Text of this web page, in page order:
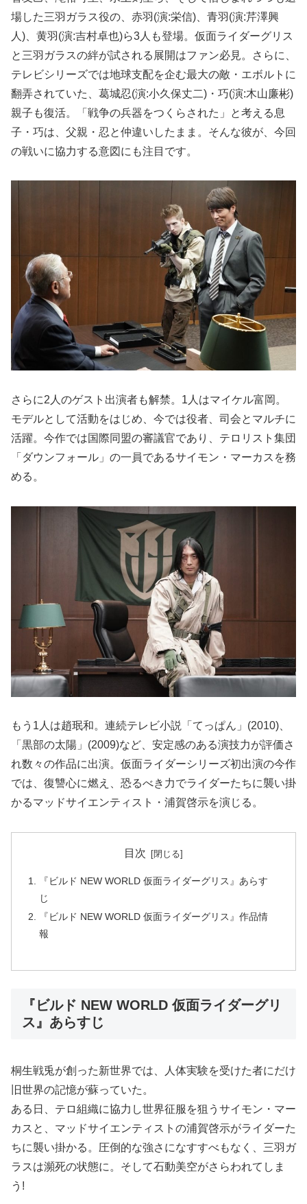
場した三羽ガラス役の、赤羽(演:栄信)、青羽(演:芹澤興
人)、黄羽(演:吉村卓也)ら3人も登場。仮面ライダーグリス
と三羽ガラスの絆が試される展開はファン必見。さらに、
テレビシリーズでは地球支配を企む最大の敵・エボルトに
翻弄されていた、葛城忍(演:小久保丈二)・巧(演:木山廉彬)
親子も復活。「戦争の兵器をつくらされた」と考える息
子・巧は、父親・忍と仲違いしたまま。そんな彼が、今回
の戦いに協力する意図にも注目です。
さらに2人のゲスト出演者も解禁。1人はマイケル富岡。
モデルとして活動をはじめ、今では役者、司会とマルチに
活躍。今作では国際同盟の審議官であり、テロリスト集団
「ダウンフォール」の一員であるサイモン・マーカスを務
める。
もう1人は趙珉和。連続テレビ小説「てっぱん」(2010)、
「黒部の太陽」(2009)など、安定感のある演技力が評価さ
れ数々の作品に出演。仮面ライダーシリーズ初出演の今作
では、復讐心に燃え、恐るべき力でライダーたちに襲い掛
かるマッドサイエンティスト・浦賀啓示を演じる。
目次
『ビルド NEW WORLD 仮面ライダーグリス』あらす
じ
『ビルド NEW WORLD 仮面ライダーグリス』作品情
報
『ビルド NEW WORLD 仮面ライダーグリ
ス』あらすじ
桐生戦兎が創った新世界では、人体実験を受けた者にだけ
旧世界の記憶が蘇っていた。
ある日、テロ組織に協力し世界征服を狙うサイモン・マー
カスと、マッドサイエンティストの浦賀啓示がライダーた
ちに襲い掛かる。圧倒的な強さになすすべもなく、三羽ガ
ラスは瀕死の状態に。そして石動美空がさらわれてしま
う!